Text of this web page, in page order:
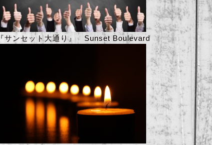
『サンセット大通り』 Sunset Boulevard